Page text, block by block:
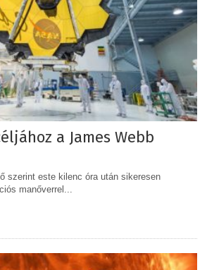
a James Webb
szerint este kilenc óra után sikeresen
manőverrel...